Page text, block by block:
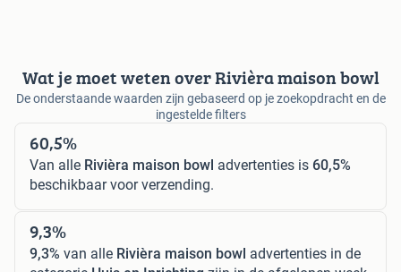
Wat je moet weten over Rivièra maison bowl
De onderstaande waarden zijn gebaseerd op je zoekopdracht en de
ingestelde filters
60,5%
Van alle Rivièra maison bowl advertenties is 60,5%
beschikbaar voor verzending.
9,3%
9,3% van alle Rivièra maison bowl advertenties in de